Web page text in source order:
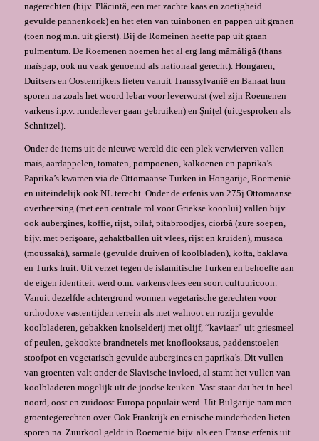
nagerechten (bijv. Plăcintă, een met zachte kaas en zoetigheid
gevulde pannenkoek) en het eten van tuinbonen en pappen uit granen
(toen nog m.n. uit gierst). Bij de Romeinen heette pap uit graan
pulmentum. De Roemenen noemen het al erg lang mămăligă (thans
maïspap, ook nu vaak genoemd als nationaal gerecht). Hongaren,
Duitsers en Oostenrijkers lieten vanuit Transsylvanië en Banaat hun
sporen na zoals het woord lebar voor leverworst (wel zijn Roemenen
varkens i.p.v. runderlever gaan gebruiken) en Şniţel (uitgesproken als
Schnitzel).
Onder de items uit de nieuwe wereld die een plek verwierven vallen
maïs, aardappelen, tomaten, pompoenen, kalkoenen en paprika’s.
Paprika’s kwamen via de Ottomaanse Turken in Hongarije, Roemenië
en uiteindelijk ook NL terecht. Onder de erfenis van 275j Ottomaanse
overheersing (met een centrale rol voor Griekse kooplui) vallen bijv.
ook aubergines, koffie, rijst, pilaf, pitabroodjes, ciorbă (zure soepen,
bijv. met perişoare, gehaktballen uit vlees, rijst en kruiden), musaca
(moussakà), sarmale (gevulde druiven of koolbladen), kofta, baklava
en Turks fruit. Uit verzet tegen de islamitische Turken en behoefte aan
de eigen identiteit werd o.m. varkensvlees een soort cultuuricoon.
Vanuit dezelfde achtergrond wonnen vegetarische gerechten voor
orthodoxe vastentijden terrein als met walnoot en rozijn gevulde
koolbladeren, gebakken knolselderij met olijf, “kaviaar” uit griesmeel
of peulen, gekookte brandnetels met knoflooksaus, paddenstoelen
stoofpot en vegetarisch gevulde aubergines en paprika’s. Dit vullen
van groenten valt onder de Slavische invloed, al stamt het vullen van
koolbladeren mogelijk uit de joodse keuken. Vast staat dat het in heel
noord, oost en zuidoost Europa populair werd. Uit Bulgarije nam men
groentegerechten over. Ook Frankrijk en etnische minderheden lieten
sporen na. Zuurkool geldt in Roemenië bijv. als een Franse erfenis uit